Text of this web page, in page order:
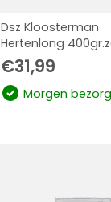
Dsz Kloosterman
Hertenlong
€31,99
Morgen